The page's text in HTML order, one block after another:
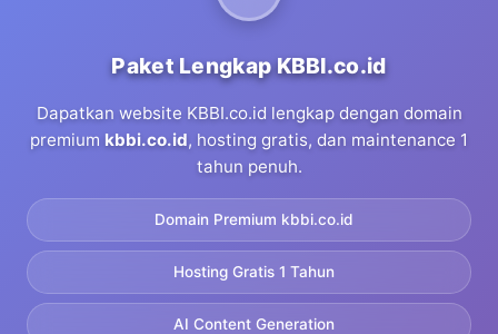
Paket Lengkap KBBI.co.id
Dapatkan website KBBI.co.id lengkap dengan domain
premium kbbi.co.id, hosting gratis, dan maintenance 1
tahun penuh.
Domain Premium kbbi.co.id
Hosting Gratis 1 Tahun
AI Content Generation